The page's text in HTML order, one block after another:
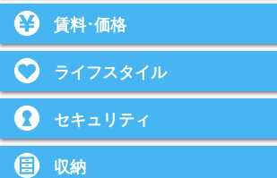
賃料･価格
ライフスタイル
セキュリティ
収納